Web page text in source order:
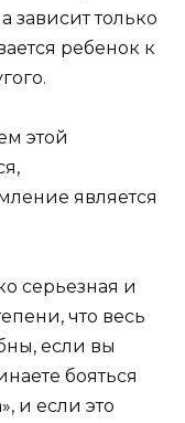
зависит только
ребенок к
этой
является
серьезная и
что весь
если вы
бояться
и если это